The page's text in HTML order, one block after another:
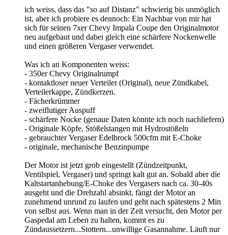
ich weiss, dass das "so auf Distanz" schwierig bis unmöglich
ist, aber ich probiere es dennoch: Ein Nachbar von mir hat
sich für seinen 7xer Chevy Impala Coupe den Originalmotor
neu aufgebaut und dabei gleich eine schärfere Nockenwelle
und einen größeren Vergaser verwendet.
Was ich an Komponenten weiss:
- 350er Chevy Originalrumpf
- kontaktloser neuer Verteiler (Original), neue Zündkabel,
Verteilerkappe, Zündkerzen.
- Fächerkrümmer
- zweiflutiger Auspuff
- schärfere Nocke (genaue Daten könnte ich noch nachliefern)
- Originale Köpfe, Stößelstangen mit Hydrostößeln
- gebrauchter Vergaser Edelbrock 500cfm mit E-Choke
- originale, mechanische Benzinpumpe
Der Motor ist jetzt grob eingestellt (Zündzeitpunkt,
Ventilspiel, Vergaser) und springt kalt gut an. Sobald aber die
Kaltstartanhebung/E-Choke des Vergasers nach ca. 30-40s
ausgeht und die Drehzahl absinkt, fängt der Motor an
zunehmend unrund zu laufen und geht nach spätestens 2 Min
von selbst aus. Wenn man in der Zeit versucht, den Motor per
Gaspedal am Leben zu halten, kommt es zu
Zündaussetzern...Stottern...unwillige Gasannahme. Läuft nur